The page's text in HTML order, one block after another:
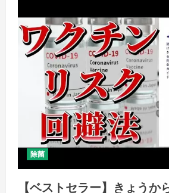
除菌
【ベストセラー】きょうか